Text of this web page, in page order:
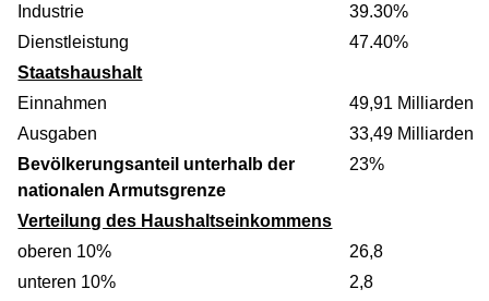
Industrie
39.30%
Dienstleistung
47.40%
Staatshaushalt
Einnahmen
49,91 Milliarden
Ausgaben
33,49 Milliarden
Bevölkerungsanteil unterhalb der
nationalen Armutsgrenze
23%
Verteilung des Haushaltseinkommens
oberen 10%
26,8
unteren 10%
2,8